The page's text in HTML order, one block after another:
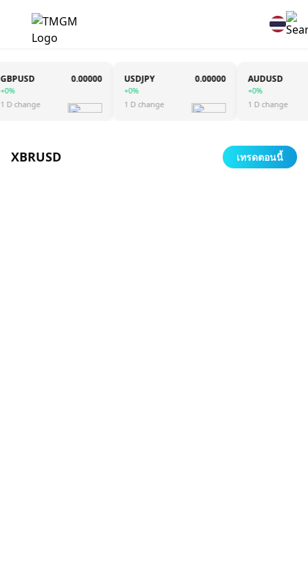
change
0.00000 USDJPY
+0%
1 D change
0.00000 AUDUSD
+0%
1 D change
XBRUSD เทรดตอนนี้